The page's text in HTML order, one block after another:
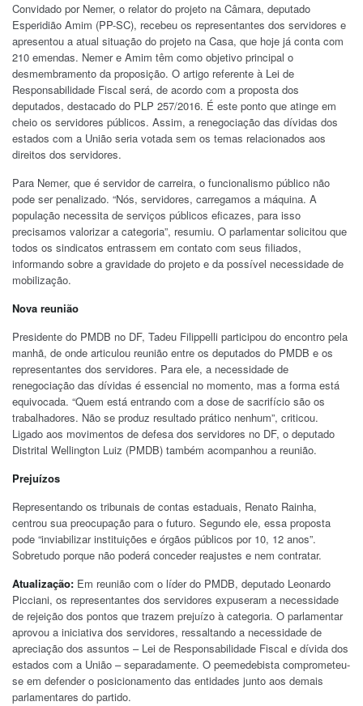
Convidado por Nemer, o relator do projeto na Câmara, deputado
Esperidião Amim (PP-SC), recebeu os representantes dos servidores e
apresentou a atual situação do projeto na Casa, que hoje já conta com
210 emendas. Nemer e Amim têm como objetivo principal o
desmembramento da proposição. O artigo referente à Lei de
Responsabilidade Fiscal será, de acordo com a proposta dos
deputados, destacado do PLP 257/2016. É este ponto que atinge em
cheio os servidores públicos. Assim, a renegociação das dívidas dos
estados com a União seria votada sem os temas relacionados aos
direitos dos servidores.
Para Nemer, que é servidor de carreira, o funcionalismo público não
pode ser penalizado. “Nós, servidores, carregamos a máquina. A
população necessita de serviços públicos eficazes, para isso
precisamos valorizar a categoria”, resumiu. O parlamentar solicitou que
todos os sindicatos entrassem em contato com seus filiados,
informando sobre a gravidade do projeto e da possível necessidade de
mobilização.
Nova reunião
Presidente do PMDB no DF, Tadeu Filippelli participou do encontro pela
manhã, de onde articulou reunião entre os deputados do PMDB e os
representantes dos servidores. Para ele, a necessidade de
renegociação das dívidas é essencial no momento, mas a forma está
equivocada. “Quem está entrando com a dose de sacrifício são os
trabalhadores. Não se produz resultado prático nenhum”, criticou.
Ligado aos movimentos de defesa dos servidores no DF, o deputado
Distrital Wellington Luiz (PMDB) também acompanhou a reunião.
Prejuízos
Representando os tribunais de contas estaduais, Renato Rainha,
centrou sua preocupação para o futuro. Segundo ele, essa proposta
pode “inviabilizar instituições e órgãos públicos por 10, 12 anos”.
Sobretudo porque não poderá conceder reajustes e nem contratar.
Atualização: Em reunião com o líder do PMDB, deputado Leonardo
Picciani, os representantes dos servidores expuseram a necessidade
de rejeição dos pontos que trazem prejuízo à categoria. O parlamentar
aprovou a iniciativa dos servidores, ressaltando a necessidade de
apreciação dos assuntos – Lei de Responsabilidade Fiscal e dívida dos
estados com a União – separadamente. O peemedebista comprometeu-
se em defender o posicionamento das entidades junto aos demais
parlamentares do partido.